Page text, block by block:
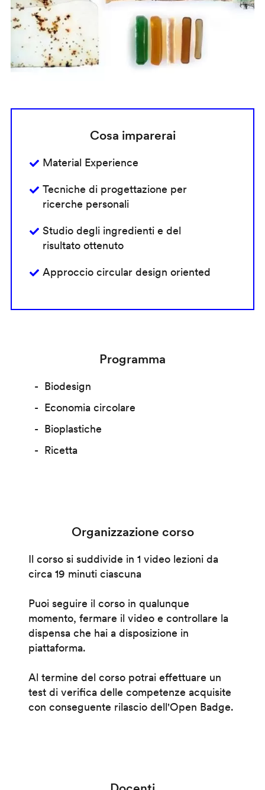
Cosa imparerai
Material Experience
Tecniche di progettazione per
ricerche personali
Studio degli ingredienti e del
risultato ottenuto
Approccio circular design oriented
Programma
Biodesign
Economia circolare
Bioplastiche
Ricetta
Organizzazione corso
Il corso si suddivide in 1 video lezioni da
circa 19 minuti ciascuna
Puoi seguire il corso in qualunque
momento, fermare il video e controllare la
dispensa che hai a disposizione in
piattaforma.
Al termine del corso potrai effettuare un
test di verifica delle competenze acquisite
con conseguente rilascio dell'Open Badge.